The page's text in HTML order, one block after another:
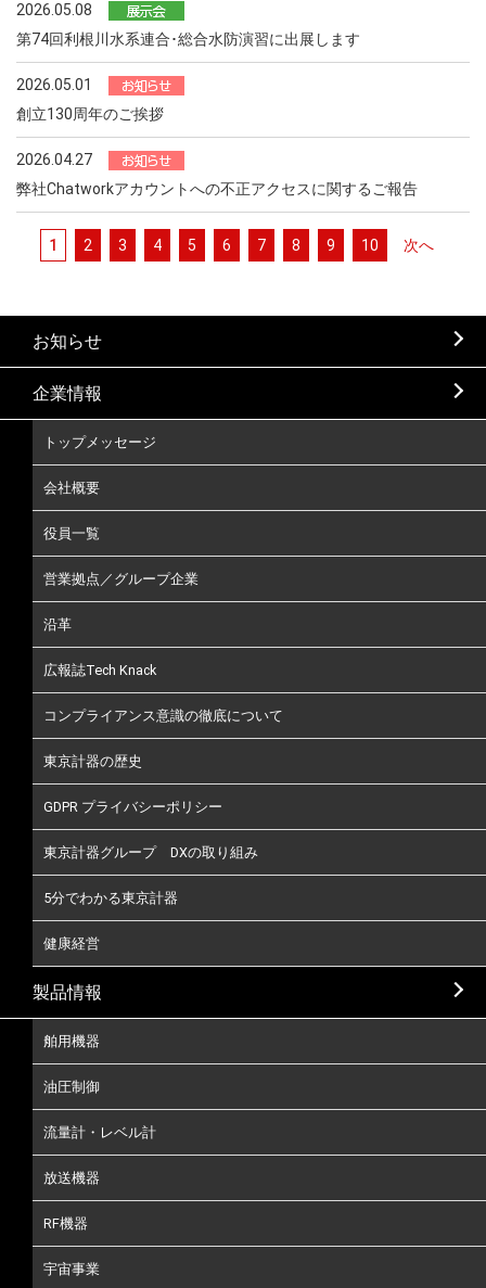
2026.05.08
第74回利根川水系連合･総合水防演習に出展します
2026.05.01
創立130周年のご挨拶
2026.04.27
弊社Chatworkアカウントへの不正アクセスに関するご報告
1 2 3 4 5 6 7 8 9 10 次へ
お知らせ
企業情報
トップメッセージ
会社概要
役員一覧
営業拠点／グループ企業
沿革
広報誌Tech Knack
コンプライアンス意識の徹底について
東京計器の歴史
GDPR プライバシーポリシー
東京計器グループ DXの取り組み
5分でわかる東京計器
健康経営
製品情報
舶用機器
油圧制御
流量計・レベル計
放送機器
RF機器
宇宙事業